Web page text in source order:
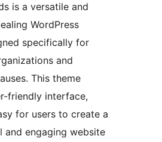
is a versatile and
WordPress
specifically for
and
This theme
friendly interface,
for users to create a
and engaging website